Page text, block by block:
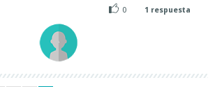
0
1 respuesta